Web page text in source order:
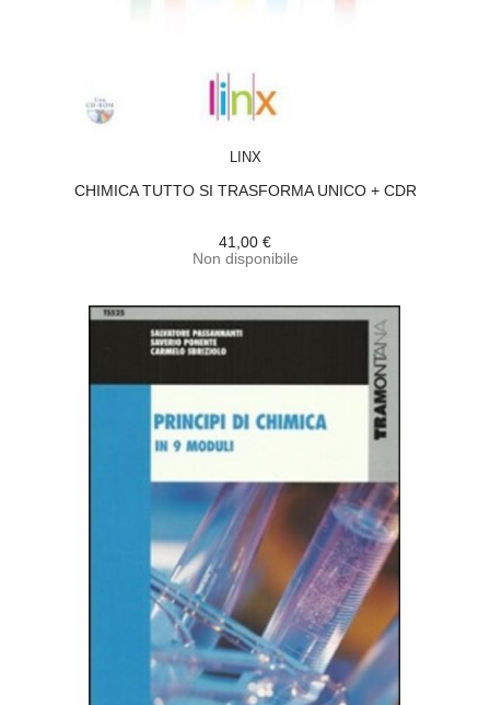
LINX
CHIMICA TUTTO SI TRASFORMA UNICO + CDR
41,00 €
Non disponibile